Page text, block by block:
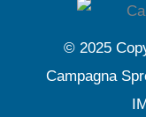
o
o
k
© 2025
Campagna